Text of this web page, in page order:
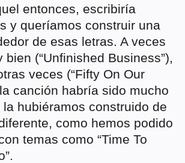
entonces, escribiría
y queríamos construir una
de esas letras. A veces
(“Unfinished Business”),
veces (“Fifty On Our
canción habría sido mucho
hubiéramos construido de
como hemos podido
temas como “Time To